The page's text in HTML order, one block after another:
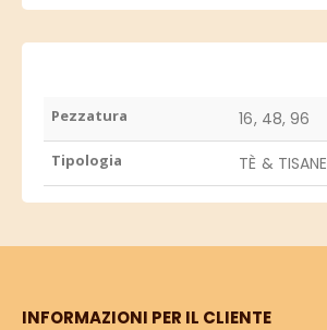
Pezzatura 16, 48, 96
Tipologia TÈ & TISANE
INFORMAZIONI PER IL CLIENTE